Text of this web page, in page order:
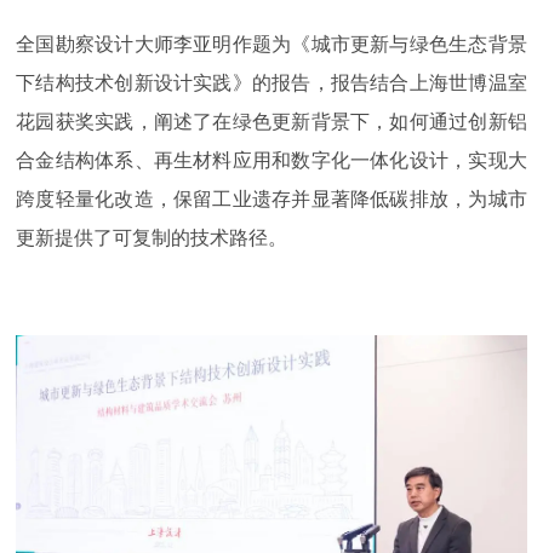
全国勘察设计大师李亚明作题为《城市更新与绿色生态背景
下结构技术创新设计实践》的报告，报告结合上海世博温室
花园获奖实践，阐述了在绿色更新背景下，如何通过创新铝
合金结构体系、再生材料应用和数字化一体化设计，实现大
跨度轻量化改造，保留工业遗存并显著降低碳排放，为城市
更新提供了可复制的技术路径。